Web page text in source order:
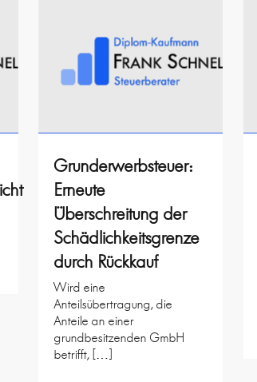
Grunderwerbsteuer:
Erneute
Überschreitung der
Schädlichkeitsgrenze
durch Rückkauf
Wird eine
Anteilsübertragung, die
Anteile an einer
grundbesitzenden GmbH
betrifft, […]